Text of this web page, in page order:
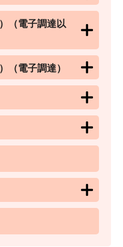
（電子調達以
（電子調達）